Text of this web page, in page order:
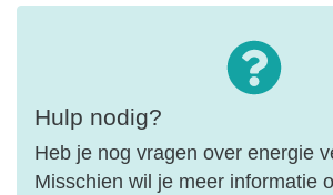
Hulp nodig?
Heb je nog vragen over energie
Misschien wil je meer informatie